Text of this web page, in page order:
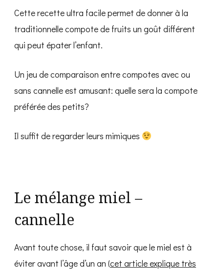
Cette recette ultra facile permet de donner à la
traditionnelle compote de fruits un goût différent
qui peut épater l’enfant.
Un jeu de comparaison entre compotes avec ou
sans cannelle est amusant: quelle sera la compote
préférée des petits?
Il suffit de regarder leurs mimiques
Le mélange miel –
cannelle
Avant toute chose, il faut savoir que le miel est à
éviter avant l’âge d’un an (cet article explique très